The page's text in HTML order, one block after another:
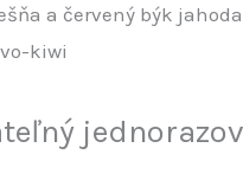
a červený býk jahoda
kiwi